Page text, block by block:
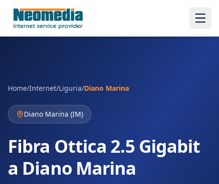
Home/Internet/Liguria/Diano Marina
Diano Marina (IM)
Fibra Ottica 2.5 Gigabit
a Diano Marina